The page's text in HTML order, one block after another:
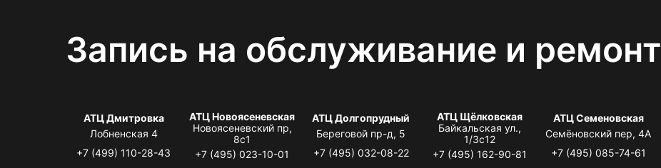
Запись на обслуживание и ремонт
АТЦ Дмитровка
Лобненская 4
+7 (499) 110-28-43
АТЦ Новоясеневская
Новоясеневский пр,
8с1
+7 (495) 023-10-01
АТЦ Долгопрудный
Береговой пр-д, 5
+7 (495) 032-08-22
АТЦ Щёлковская
Байкальская ул.,
1/3с12
+7 (495) 162-90-81
АТЦ Семеновская
Семёновский пер, 4А
+7 (495) 085-74-61